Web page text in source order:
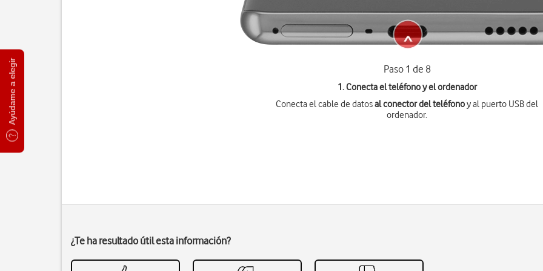
Ayúdame a elegir Paso 1 de 8
1. Conecta el teléfono y el ordenador
Conecta el cable de datosal conector del teléfonoy al puerto USB del
ordenador.
¿Te ha resultado útil esta información?